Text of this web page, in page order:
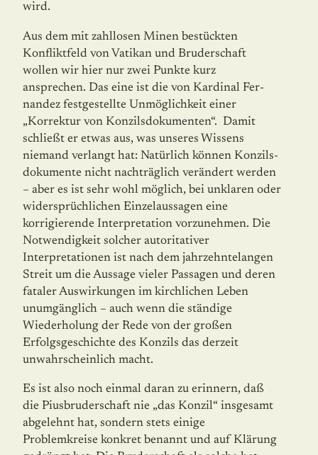
wird.
Aus dem mit zahllosen Minen bestückten
Konfliktfeld von Vatikan und Bruderschaft
wollen wir hier nur zwei Punkte kurz
ansprechen. Das eine ist die von Kardinal Fer­
nan­dez festgestellte Unmöglichkeit einer
„Korrektur von Konzilsdokumenten“. Damit
schließt er etwas aus, was unseres Wissens
niemand verlangt hat: Natürlich können Kon­zils­
dokumente nicht nachträglich verändert werden
– aber es ist sehr wohl möglich, bei unklaren oder
widersprüchlichen Einzelaussagen eine
korrigierende Interpretation vorzunehmen. Die
Notwendigkeit solcher autoritativer
Interpretationen ist nach dem jahrzehntelangen
Streit um die Aussage vieler Passagen und deren
fataler Auswirkungen im kirchlichen Leben
unumgänglich – auch wenn die ständige
Wiederholung der Rede von der großen
Erfolgsgeschichte des Konzils das derzeit
unwahrscheinlich macht.
Es ist also noch einmal daran zu erinnern, daß
die Piusbruderschaft nie „das Konzil“ insgesamt
abgelehnt hat, sondern stets einige
Problemkreise konkret benannt und auf Klärung